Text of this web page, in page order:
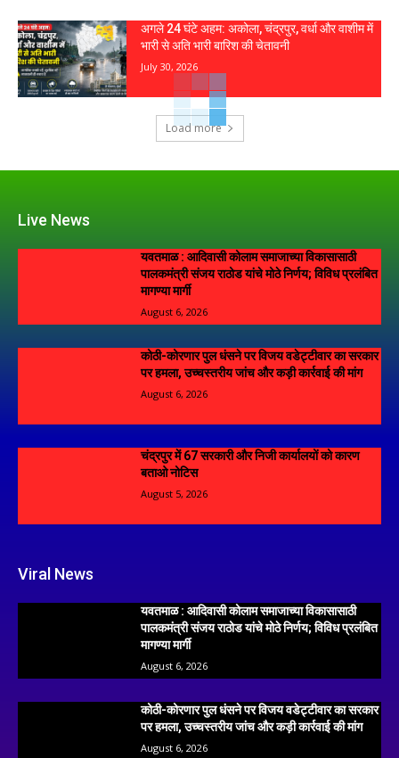
अगले 24 घंटे अहम: अकोला, चंद्रपुर, वर्धा और वाशीम में
भारी से अति भारी बारिश की चेतावनी
July 30, 2026
Load more
Live News
यवतमाळ : आदिवासी कोलाम समाजाच्या विकासासाठी
पालकमंत्री संजय राठोड यांचे मोठे निर्णय; विविध प्रलंबित
मागण्या मार्गी
August 6, 2026
कोठी-कोरणार पुल धंसने पर विजय वडेट्टीवार का सरकार
पर हमला, उच्चस्तरीय जांच और कड़ी कार्रवाई की मांग
August 6, 2026
चंद्रपुर में 67 सरकारी और निजी कार्यालयों को कारण
बताओ नोटिस
August 5, 2026
Viral News
यवतमाळ : आदिवासी कोलाम समाजाच्या विकासासाठी
पालकमंत्री संजय राठोड यांचे मोठे निर्णय; विविध प्रलंबित
मागण्या मार्गी
August 6, 2026
कोठी-कोरणार पुल धंसने पर विजय वडेट्टीवार का सरकार
पर हमला, उच्चस्तरीय जांच और कड़ी कार्रवाई की मांग
August 6, 2026